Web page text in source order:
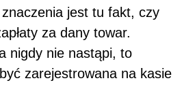
jest tu fakt, czy
za dany towar.
nigdy nie nastąpi, to
zarejestrowana na kasie